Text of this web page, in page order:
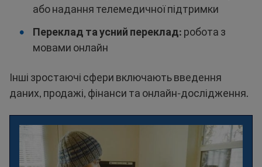
або надання телемедичної підтримки
Переклад та усний переклад: робота з
мовами онлайн
Інші зростаючі сфери включають введення
даних, продажі, фінанси та онлайн-дослідження.